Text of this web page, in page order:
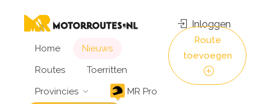
Home
Nieuws
Routes
Toerritten
Provincies
MR Pro
Inloggen
Route
toevoegen